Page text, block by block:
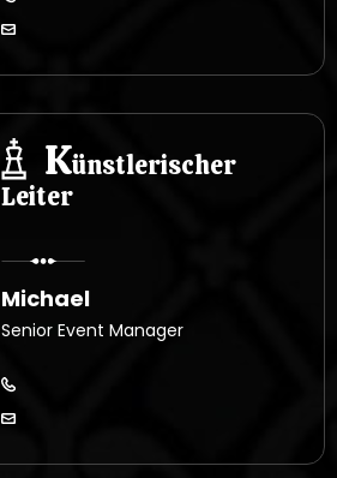
Künstlerischer
Leiter
Michael
Senior Event Manager